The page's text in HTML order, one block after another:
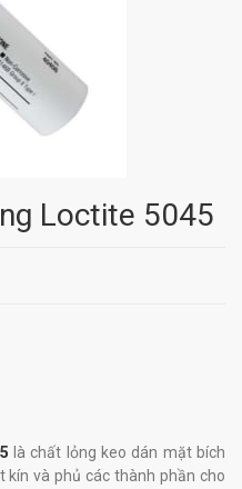
Loctite 5045
là chất lỏng keo dán mặt bích
kín và phủ các thành phần cho